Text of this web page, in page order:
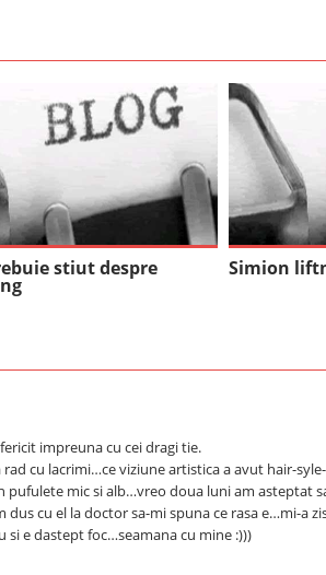
stiut despre Simion
impreuna cu cei dragi tie.
cu lacrimi…ce viziune artistica a avut hair-
mic si alb…vreo doua luni am asteptat
cu el la doctor sa-mi spuna ce rasa e…mi-a
si e dastept foc…seamana cu mine :)))